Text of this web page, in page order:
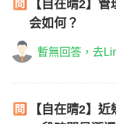
【自在晴2】
会如何？
暫無回答，去
【自在晴2】